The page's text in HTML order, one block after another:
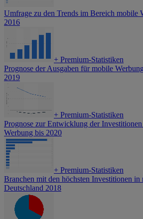
Umfrage zu den Trends im Bereich mobile
2016
+ Premium-Statistiken
Prognose der Ausgaben für mobile
2019
+ Premium-Statistiken
Prognose zur Entwicklung der
Werbung bis 2020
+ Premium-Statistiken
Branchen mit den höchsten Investitionen
Deutschland 2018